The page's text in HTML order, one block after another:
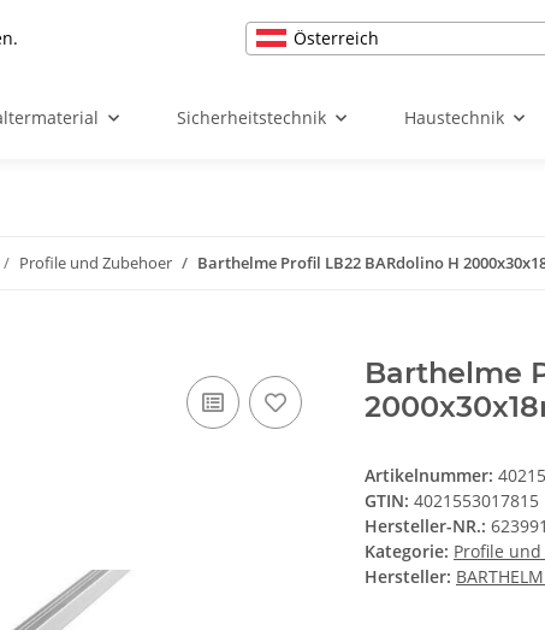
Österreich
Sicherheitstechnik Haustechnik
Profile und Zubehoer Barthelme Profil LB22 BARdolino H
Barthelme
Artikelnummer:
GTIN: 4021553017815
Hersteller-NR.:
Kategorie: Profile
Hersteller: